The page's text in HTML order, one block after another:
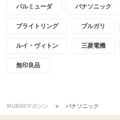
バルミューダ パナソニック
ブライトリング ブルガリ
ルイ・ヴィトン 三菱電機
無印良品
IKURASマガジン >パナソニック